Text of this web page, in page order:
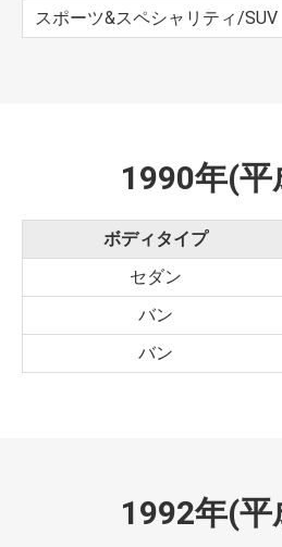
スポーツ&スペシャリティ/SUV
1990年(平
ボディタイプ
セダン
バン
バン
1992年(平